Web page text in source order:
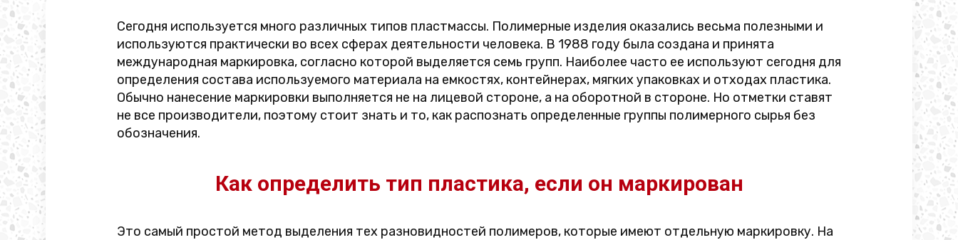
Сегодня используется много различных типов пластмассы. Полимерные изделия оказались весьма полезными и
используются практически во всех сферах деятельности человека. В 1988 году была создана и принята
международная маркировка, согласно которой выделяется семь групп. Наиболее часто ее используют сегодня для
определения состава используемого материала на емкостях, контейнерах, мягких упаковках и отходах пластика.
Обычно нанесение маркировки выполняется не на лицевой стороне, а на оборотной в стороне. Но отметки ставят
не все производители, поэтому стоит знать и то, как распознать определенные группы полимерного сырья без
обозначения.
Как определить тип пластика, если он маркирован
Это самый простой метод выделения тех разновидностей полимеров, которые имеют отдельную маркировку. На